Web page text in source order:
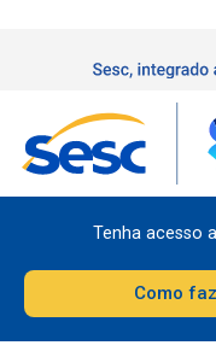
Tenha acesso
Como